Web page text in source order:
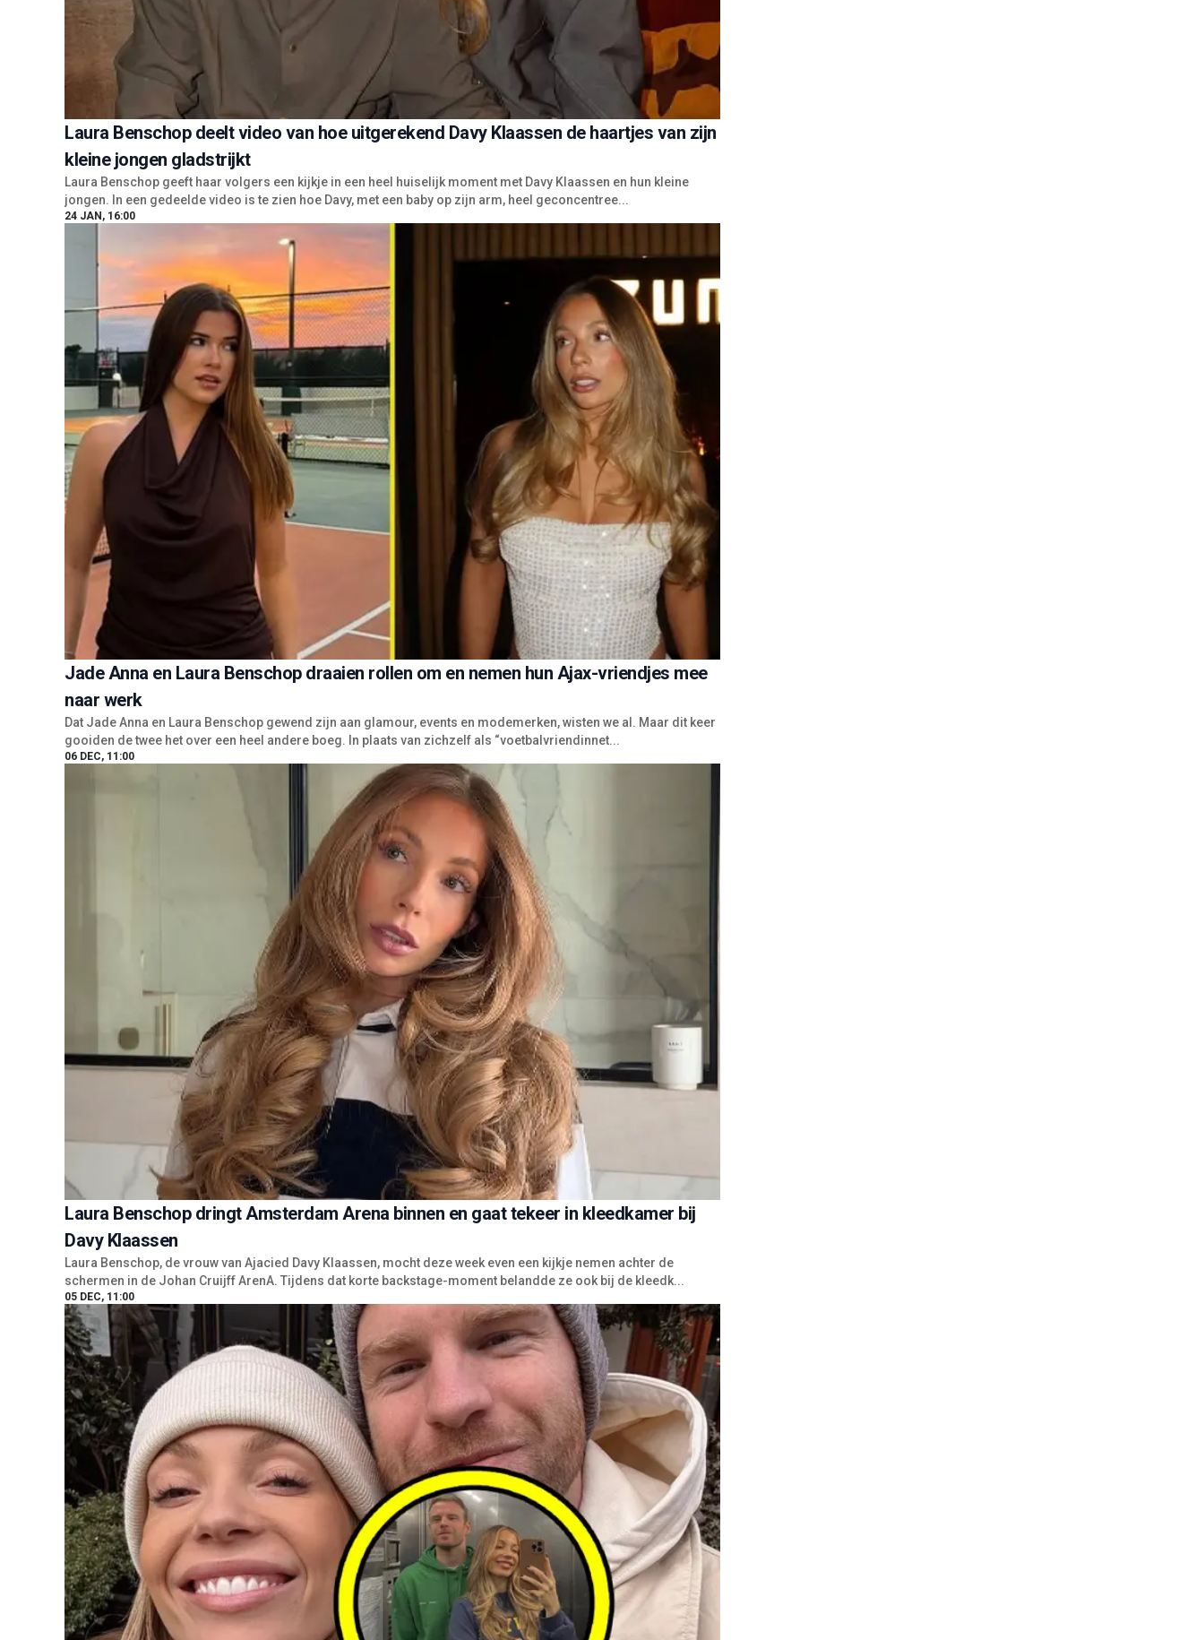
Laura Benschop deelt video van hoe uitgerekend Davy Klaassen de haartjes van zijn
kleine jongen gladstrijkt
Laura Benschop geeft haar volgers een kijkje in een heel huiselijk moment met Davy Klaassen en hun kleine
jongen. In een gedeelde video is te zien hoe Davy, met een baby op zijn arm, heel geconcentree...
24 JAN, 16:00
Jade Anna en Laura Benschop draaien rollen om en nemen hun Ajax-vriendjes mee
naar werk
Dat Jade Anna en Laura Benschop gewend zijn aan glamour, events en modemerken, wisten we al. Maar dit keer
gooiden de twee het over een heel andere boeg. In plaats van zichzelf als “voetbalvriendinnet...
06 DEC, 11:00
Laura Benschop dringt Amsterdam Arena binnen en gaat tekeer in kleedkamer bij
Davy Klaassen
Laura Benschop, de vrouw van Ajacied Davy Klaassen, mocht deze week even een kijkje nemen achter de
schermen in de Johan Cruijff ArenA. Tijdens dat korte backstage-moment belandde ze ook bij de kleedk...
05 DEC, 11:00